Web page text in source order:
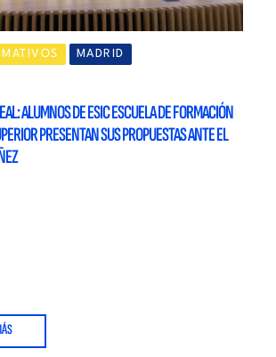
MADRID
ALUMNOS DE ESIC ESCUELA DE FORMACIÓN
PRESENTAN SUS PROPUESTAS ANTE EL